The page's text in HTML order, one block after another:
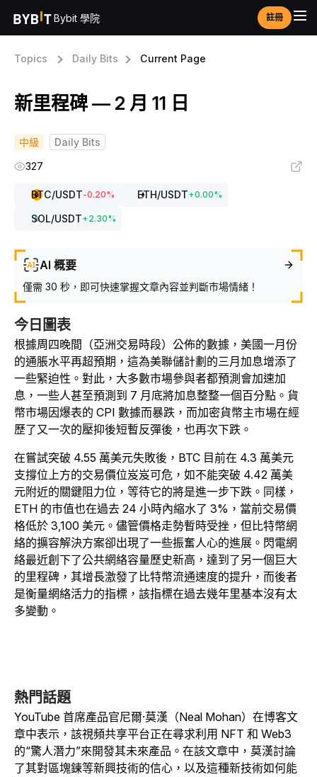
Bybit 學院 註冊
Topics Daily Bits Current Page
新里程碑 — 2 月 11 日
中級
Daily Bits
327
BTC/USDT-0.20% ETH/USDT+0.00%
SOL/USDT+2.30%
AI 概要
僅需 30 秒，即可快速掌握文章內容並判斷市場情緒！
今日圖表
根據周四晚間（亞洲交易時段）公佈的數據，美國一月份
的通脹水平再超預期，這為美聯儲計劃的三月加息增添了
一些緊迫性。對此，大多數市場參與者都預測會加速加
息，一些人甚至預測到 7 月底將加息整整一個百分點。貨
幣市場因爆表的 CPI 數據而暴跌，而加密貨幣主市場在經
歷了又一次的壓抑後短暫反彈後，也再次下跌。
在嘗試突破 4.55 萬美元失敗後，BTC 目前在 4.3 萬美元
支撐位上方的交易價位岌岌可危，如不能突破 4.42 萬美
元附近的關鍵阻力位，等待它的將是進一步下跌。同樣，
ETH 的市值也在過去 24 小時內縮水了 3%，當前交易價
格低於 3,100 美元。儘管價格走勢暫時受挫，但比特幣網
絡的擴容解決方案卻出現了一些振奮人心的進展。閃電網
絡最近創下了公共網絡容量歷史新高，達到了另一個巨大
的里程碑，其增長激發了比特幣流通速度的提升，而後者
是衡量網絡活力的指標，該指標在過去幾年里基本沒有太
多變動。
熱門話題
YouTube 首席產品官尼爾·莫漢（Neal Mohan）在博客文
章中表示，該視頻共享平台正在尋求利用 NFT 和 Web3
的“驚人潛力”來開發其未來產品。在該文章中，莫漢討論
了其對區塊鍊等新興技術的信心，以及這種新技術如何能